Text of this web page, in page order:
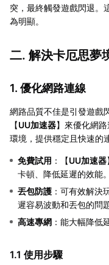
突，最終觸發遊戲閃退。
為明顯。
二. 解決卡厄思夢
1. 優化網路連線
網路品質不佳是引發遊戲
【UU加速器】來優化網
環境，提供穩定且快速的
免費試用 ：【UU加速器
卡頓、降低延遲的效能。
丟包防護 ：可有效解決
遲容易波動和丟包的問題
高速專網 ：能大幅降低
1.1 使用步驟